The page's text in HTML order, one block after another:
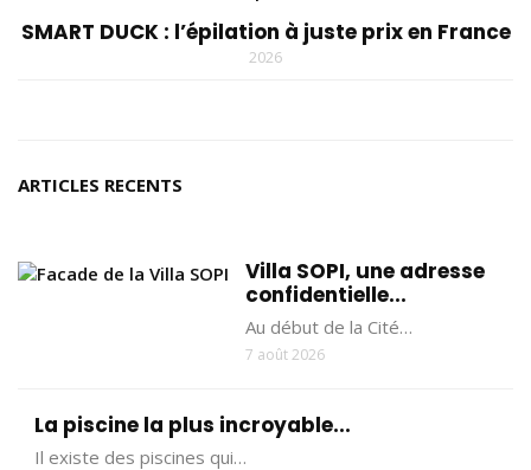
SMART DUCK : l’épilation à juste prix en France
2026
ARTICLES RECENTS
Villa SOPI, une adresse
confidentielle...
Au début de la Cité…
7 août 2026
La piscine la plus incroyable...
Il existe des piscines qui…